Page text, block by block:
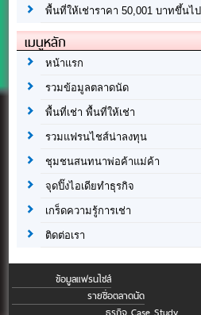
พื้นที่ให้เช่าราคา 50,001 บาทขึ้นไป
เมนูหลัก
หน้าแรก
รวมข้อมูลตลาดนัด
พื้นที่เช่า พื้นที่ให้เช่า
รวมแฟรนไชส์น่าลงทุน
ชุมชนสนทนาพ่อค้าแม่ค้า
จุดปิ๊งไอเดียทำธุรกิจ
เกร็ดความรู้การเช่า
ติดต่อเรา
ข้อมูลแฟรนไชส์
รายชื่อตลาดนัด